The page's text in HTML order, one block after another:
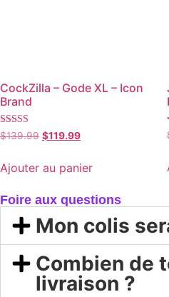
CockZilla – Gode XL – Icon
Brand
Note
5.00
$139.99 $119.99
Ajouter au panier
Foire aux questions
Mon colis
Combien de
livraison ?